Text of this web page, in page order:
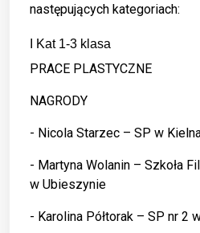
następujących kategoriach:
I Kat 1-3 klasa
PRACE PLASTYCZNE
NAGRODY
- Nicola Starzec – SP w
- Martyna Wolanin – Szkoła
w Ubieszynie
- Karolina Półtorak – SP nr 2